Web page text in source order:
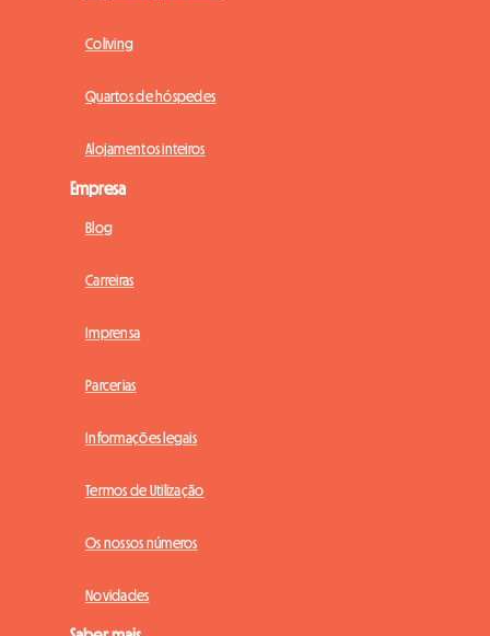
Coliving
Quartos de hóspedes
Alojamentos inteiros
Empresa
Blog
Carreiras
Imprensa
Parcerias
Informações legais
Termos de Utilização
Os nossos números
Novidades